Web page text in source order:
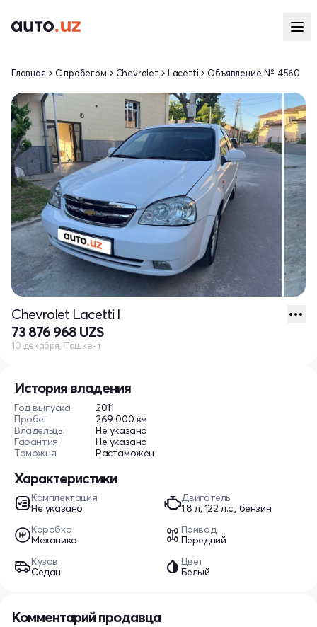
История владения
Год выпуска
2011
Пробег
269 000 км
Владельцы
Не указано
Гарантия
Не указано
Таможня
Растаможен
Характеристики
Комплектация
Не указано
Двигатель
1.8 л, 122 л.с., бензин
Коробка
Механика
Привод
Передний
Кузов
Седан
Цвет
Белый
Главная С пробегом Chevrolet Lacetti Объявление № 4560
Chevrolet Lacetti I
73 876 968 UZS
10 декабря, Ташкент
Комментарий продавца